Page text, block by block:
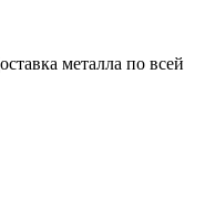
металла по всей